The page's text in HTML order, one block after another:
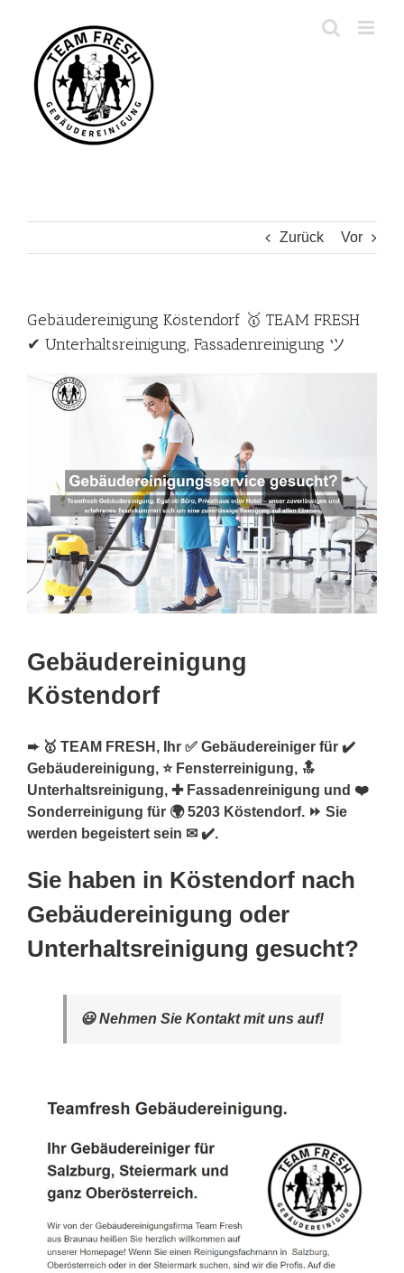
springen
Zurück Vor
Gebäudereinigung Köstendorf 🥇 TEAM FRESH
✔ Unterhaltsreinigung, Fassadenreinigung ツ
Gebäudereinigung
Köstendorf
➨ 🥇 TEAM FRESH, Ihr ✅ Gebäudereiniger für ✔️
Gebäudereinigung, ⭐ Fensterreinigung, 🔝
Unterhaltsreinigung, ✚ Fassadenreinigung und ❤️
Sonderreinigung für 🌍 5203 Köstendorf. ⏩ Sie
werden begeistert sein ✉ ✔️.
Sie haben in Köstendorf nach
Gebäudereinigung oder
Unterhaltsreinigung gesucht?
😃 Nehmen Sie Kontakt mit uns auf!